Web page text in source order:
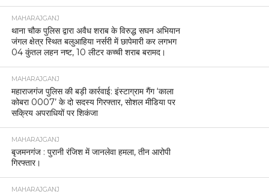
MAHARAJGANJ
थाना चौक पुलिस द्वारा अवैध शराब के विरुद्ध सघन अभियान
जंगल क्षेत्र स्थित बलुआहिया नर्सरी में छापेमारी कर लगभग
04 कुंतल लहन नष्ट, 10 लीटर कच्ची शराब बरामद।
MAHARAJGANJ
महाराजगंज पुलिस की बड़ी कार्रवाई: इंस्टाग्राम गैंग ‘काला
कोबरा 0007’ के दो सदस्य गिरफ्तार, सोशल मीडिया पर
सक्रिय अपराधियों पर शिकंजा
MAHARAJGANJ
बृजमनगंज : पुरानी रंजिश में जानलेवा हमला, तीन आरोपी
गिरफ्तार।
MAHARAJGANJ